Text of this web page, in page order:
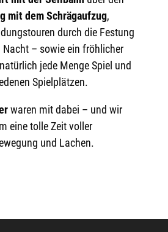
mit dem Schrägaufzug,
durch die Festung
Nacht – sowie ein fröhlicher
jede Menge Spiel und
Spielplätzen.
waren mit dabei – und wir
eine tolle Zeit voller
und Lachen.